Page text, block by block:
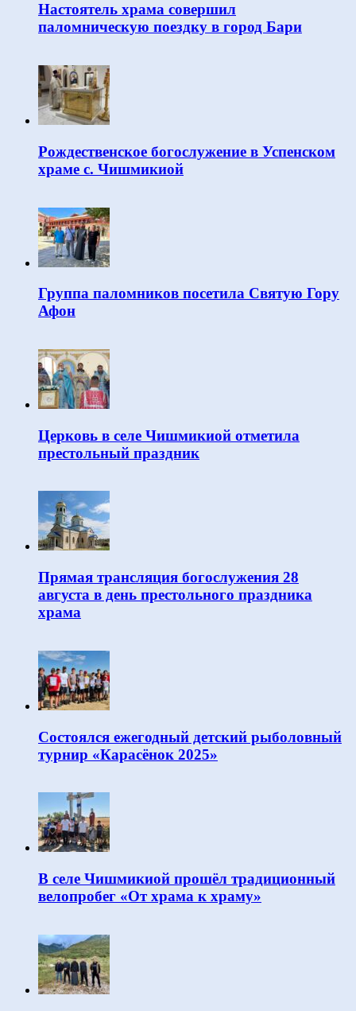
Настоятель храма совершил
паломническую поездку в город Бари
Рождественское богослужение в Успенском
храме с. Чишмикиой
Группа паломников посетила Святую Гору
Афон
Церковь в селе Чишмикиой отметила
престольный праздник
Прямая трансляция богослужения 28
августа в день престольного праздника
храма
Состоялся ежегодный детский рыболовный
турнир «Карасёнок 2025»
В селе Чишмикиой прошёл традиционный
велопробег «От храма к храму»